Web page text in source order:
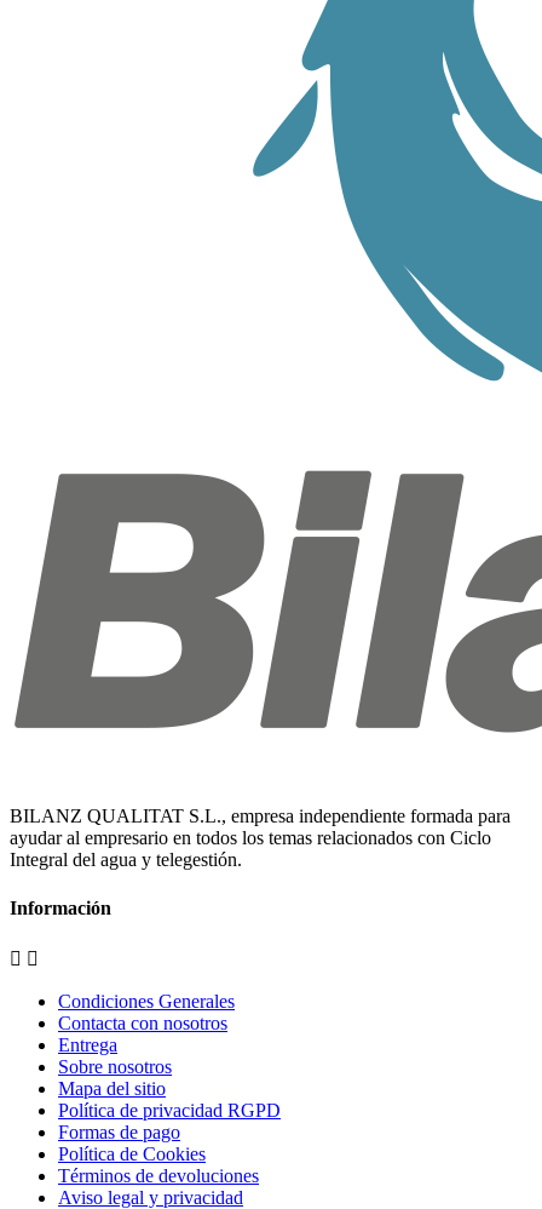
BILANZ QUALITAT S.L., empresa independiente formada para
ayudar al empresario en todos los temas relacionados con Ciclo
Integral del agua y telegestión.
Información
 
Condiciones Generales
Contacta con nosotros
Entrega
Sobre nosotros
Mapa del sitio
Política de privacidad RGPD
Formas de pago
Política de Cookies
Términos de devoluciones
Aviso legal y privacidad